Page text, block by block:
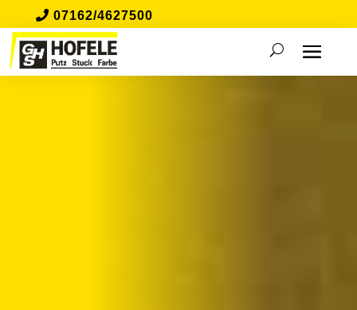
07162/4627500